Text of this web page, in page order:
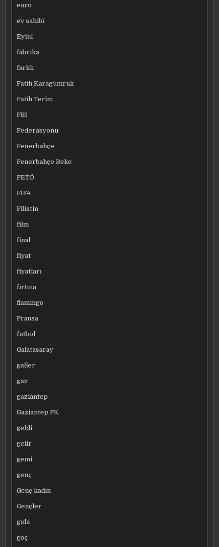
euro
ev sahibi
Eylül
fabrika
farklı
Fatih Karagümrük
Fatih Terim
FBI
Federasyonu:
Fenerbahçe
Fenerbahçe Beko
FETÖ
FIFA
Filistin
film
final
fiyat
fiyatları
fırtına
flamingo
Fransa
futbol
Galatasaray
galler
gaz
gaziantep
Gaziantep FK
geldi
gelir
gemi
genç
Genç kadın
Gençler
gıda
göç